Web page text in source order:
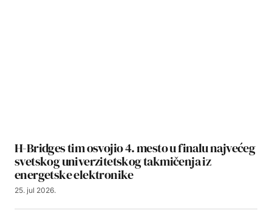
H-Bridges tim osvojio 4. mesto u finalu najvećeg
svetskog univerzitetskog takmičenja iz
energetske elektronike
25. jul 2026.